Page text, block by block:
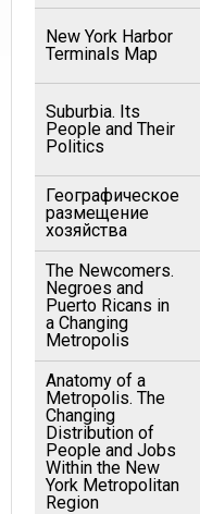
New York Harbor
Terminals Map
Suburbia. Its
People and Their
Politics
Географическое
размещение
хозяйства
The Newcomers.
Negroes and
Puerto Ricans in
a Changing
Metropolis
Anatomy of a
Metropolis. The
Changing
Distribution of
People and Jobs
Within the New
York Metropolitan
Region